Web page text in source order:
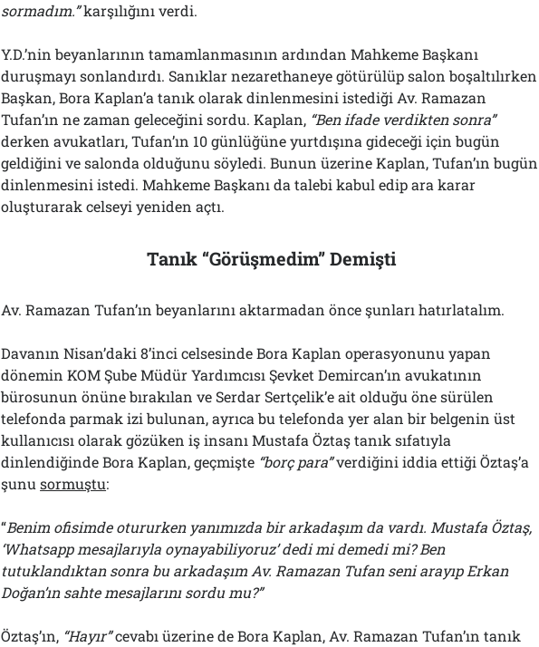
sormadım.”karşılığını verdi.
Y.D.’nin beyanlarının tamamlanmasının ardından Mahkeme Başkanı
duruşmayı sonlandırdı. Sanıklar nezarethaneye götürülüp salon boşaltılırken
Başkan, Bora Kaplan’a tanık olarak dinlenmesini istediği Av. Ramazan
Tufan’ın ne zaman geleceğini sordu. Kaplan, “Ben ifade verdikten sonra”
derken avukatları, Tufan’ın 10 günlüğüne yurtdışına gideceği için bugün
geldiğini ve salonda olduğunu söyledi. Bunun üzerine Kaplan, Tufan’ın bugün
dinlenmesini istedi. Mahkeme Başkanı da talebi kabul edip ara karar
oluşturarak celseyi yeniden açtı.
Tanık “Görüşmedim” Demişti
Av. Ramazan Tufan’ın beyanlarını aktarmadan önce şunları hatırlatalım.
Davanın Nisan’daki 8’inci celsesinde Bora Kaplan operasyonunu yapan
dönemin KOM Şube Müdür Yardımcısı Şevket Demircan’ın avukatının
bürosunun önüne bırakılan ve Serdar Sertçelik’e ait olduğu öne sürülen
telefonda parmak izi bulunan, ayrıca bu telefonda yer alan bir belgenin üst
kullanıcısı olarak gözüken iş insanı Mustafa Öztaş tanık sıfatıyla
dinlendiğinde Bora Kaplan, geçmişte “borç para”verdiğini iddia ettiği Öztaş’a
şunusormuştu:
“Benim ofisimde otururken yanımızda bir arkadaşım da vardı. Mustafa Öztaş,
‘Whatsapp mesajlarıyla oynayabiliyoruz’ dedi mi demedi mi? Ben
tutuklandıktan sonra bu arkadaşım Av. Ramazan Tufan seni arayıp Erkan
Doğan’ın sahte mesajlarını sordu mu?”
Öztaş’ın, “Hayır”cevabı üzerine de Bora Kaplan, Av. Ramazan Tufan’ın tanık